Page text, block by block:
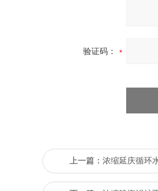
验证码：
上一篇： 浓缩延庆循环